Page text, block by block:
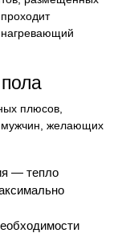
нагревающий
плюсов,
мужчин, желающих
— тепло